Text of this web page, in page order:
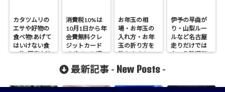
カタツムリの
エサや好物の
食べ物!あげて
はいけない食
べ物!飼育方法
消費税10%は
10月1日から年
会費無料クレ
ジットカード
でポイント還
お年玉の相
場・お年玉の
入れ方・お年
玉の折り方を
教えます！
伊予の早曲が
り・山梨ルー
ルなど名古屋
走りだけでは
ない危険運転5
最新記事 - New Posts -